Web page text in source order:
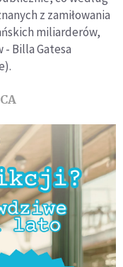
z zamiłowania
miliarderów,
Billa Gatesa